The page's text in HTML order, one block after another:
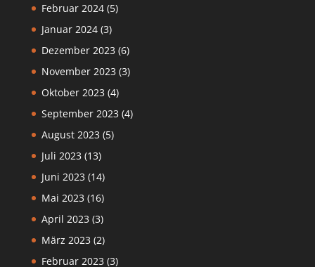
Februar 2024(5)
Januar 2024(3)
Dezember 2023 (6)
November 2023 (3)
Oktober 2023 (4)
September 2023 (4)
August 2023 (5)
Juli 2023 (13)
Juni 2023 (14)
Mai 2023 (16)
April 2023 (3)
März 2023 (2)
Februar 2023 (3)